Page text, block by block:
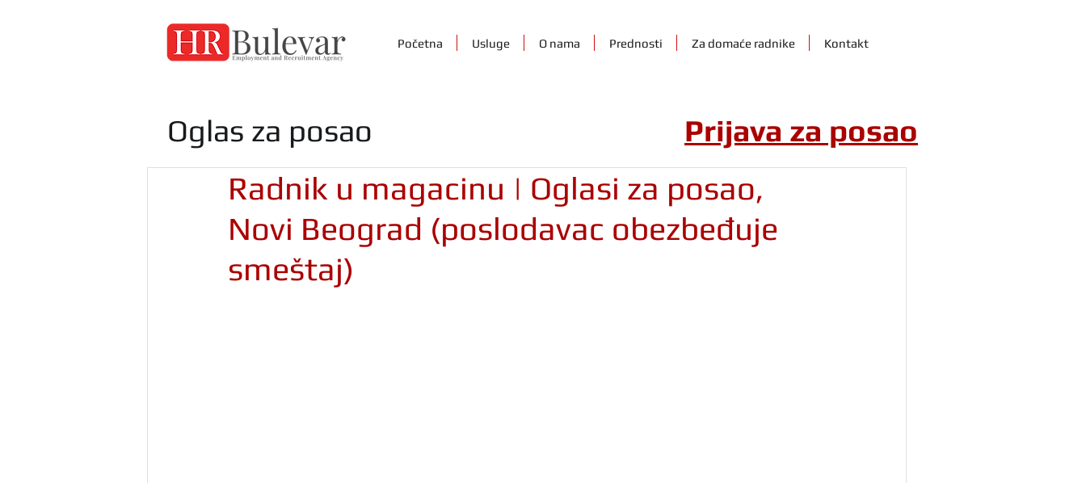
Početna Usluge O nama Prednosti Za domaće radnike Kontakt
Radnik u magacinu | Oglasi za posao,
Novi Beograd (poslodavac obezbeđuje
smeštaj)
Oglas za posao Prijava za posao